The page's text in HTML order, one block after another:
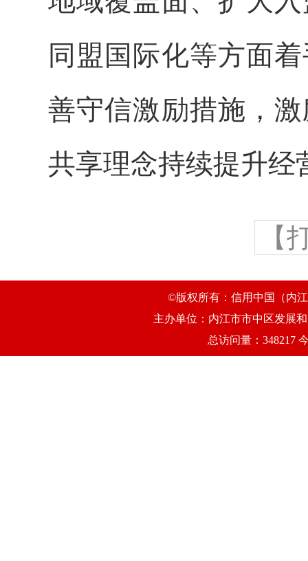
同盟国际化等方面
善守信激励措施，
共享理念持续提升经
【
©版权所有：信用中国（内
主办单位：内江市市中区发展
总访问量：348217